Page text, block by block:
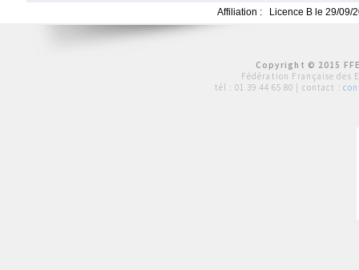
Affiliation :
Licence B le 29/09/
Copyright © 2015
Fédération Française des
tél : 01 39 44 65 80 | contact :